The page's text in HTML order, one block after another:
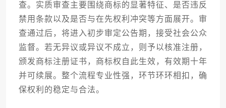
查。实质审查主要围绕商标的显著特征、是否违反
禁用条款以及是否与在先权利冲突等方面展开。审
查通过后，将进入初步审定公告期，接受社会公众
监督。若无异议或异议不成立，则予以核准注册，
颁发商标注册证书，商标权自此生效，有效期十年
并可续展。整个流程专业性强，环节环环相扣，确
保权利的稳定与合法。